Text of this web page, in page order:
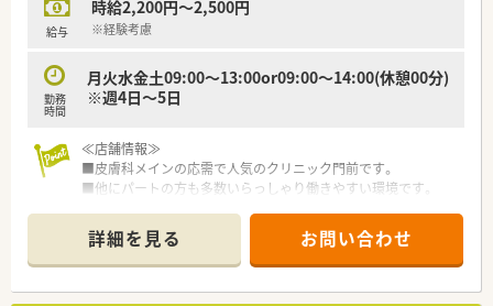
■女性社長が本店の管理薬剤師を務めており、社長のご主人や娘
さん2人も薬剤師として活躍している家族経営の会社です。
域包括ケアシステムに深く寄与している特徴があります。
給与
時給2,200円～2,500円
※経験考慮
勤務
時間
月火水金土09:00～13:00or09:00～14:00(休憩00分)
※週4日～5日
≪店舗情報≫
■皮膚科メインの応需で人気のクリニック門前です。
■他にパートの方も多数いらっしゃり働きやすい環境です。
≪こんな会社です≫
■熊本市内を中心に、県内9店舗を展開する
■クリニック応需の店舗中心に出店されています。
■従業員のワークライフバランスを考えている会社です。
詳細を見る お問い合わせ